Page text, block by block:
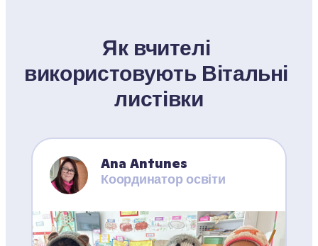
Як вчителі
використовують Вітальні
листівки
Ana Antunes
Координатор освіти